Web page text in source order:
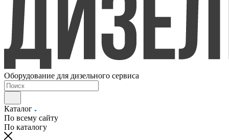
Оборудование для дизельного сервиса
Каталог
По всему сайту
По каталогу